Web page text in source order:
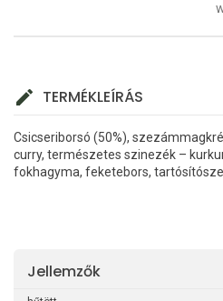
TERMÉKLEÍRÁS
Csicseriborsó (50%),
curry, természetes szinezék –
fokhagyma, feketebors,
Jellemzők